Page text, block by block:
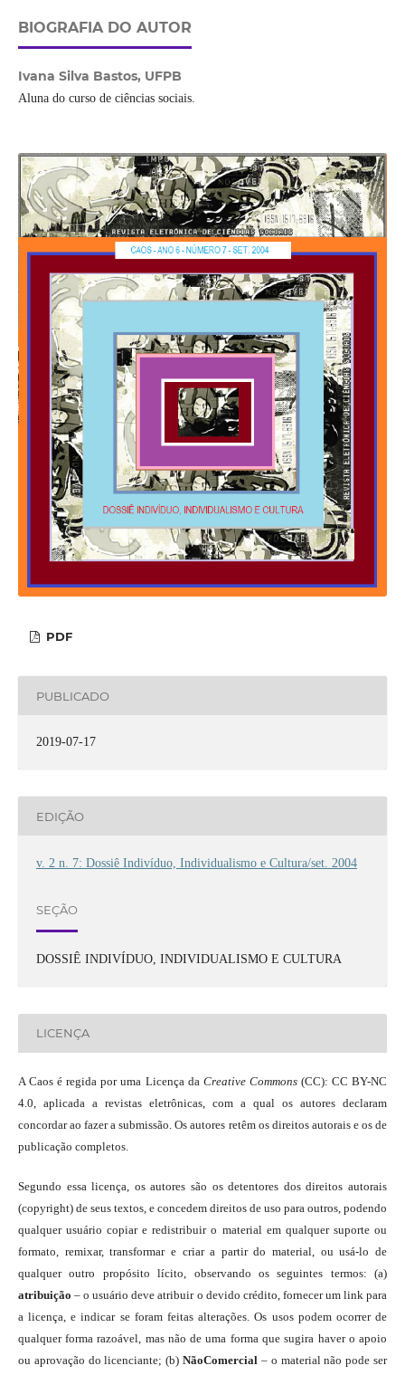
BIOGRAFIA DO AUTOR
Ivana Silva Bastos, UFPB
Aluna do curso de ciências sociais.
PDF
PUBLICADO
2019-07-17
EDIÇÃO
v. 2 n. 7: Dossiê Indivíduo, Individualismo e Cultura/set. 2004
SEÇÃO
DOSSIÊ INDIVÍDUO, INDIVIDUALISMO E CULTURA
LICENÇA
A Caos é regida por uma Licença da Creative Commons(CC): CC BY-NC
4.0, aplicada a revistas eletrônicas, com a qual os autores declaram
concordar ao fazer a submissão. Os autores retêm os direitos autorais e os de
publicação completos.
Segundo essa licença, os autores são os detentores dos direitos autorais
(copyright) de seus textos, e concedem direitos de uso para outros, podendo
qualquer usuário copiar e redistribuir o material em qualquer suporte ou
formato, remixar, transformar e criar a partir do material, ou usá-lo de
qualquer outro propósito lícito, observando os seguintes termos: (a)
atribuição – o usuário deve atribuir o devido crédito, fornecer um link para
a licença, e indicar se foram feitas alterações. Os usos podem ocorrer de
qualquer forma razoável, mas não de uma forma que sugira haver o apoio
ou aprovação do licenciante; (b)NãoComercial – o material não pode ser